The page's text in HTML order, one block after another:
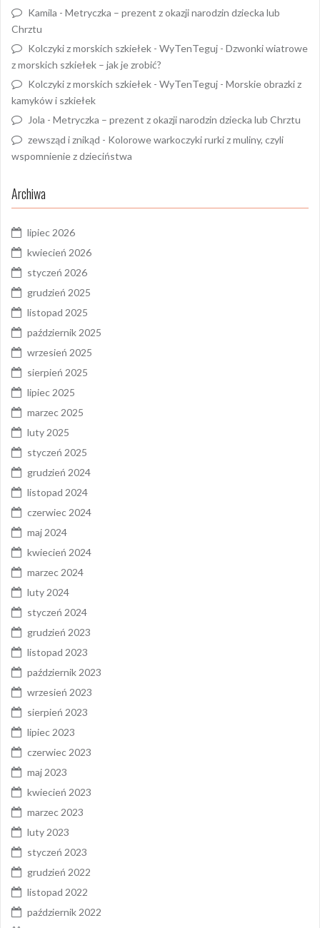
Kamila - Metryczka – prezent z okazji narodzin dziecka lub
Chrztu
Kolczyki z morskich szkiełek - WyTenTeguj - Dzwonki wiatrowe
z morskich szkiełek – jak je zrobić?
Kolczyki z morskich szkiełek - WyTenTeguj - Morskie obrazki z
kamyków i szkiełek
Jola - Metryczka – prezent z okazji narodzin dziecka lub Chrztu
zewsząd i znikąd - Kolorowe warkoczyki rurki z muliny, czyli
wspomnienie z dzieciństwa
Archiwa
lipiec 2026
kwiecień 2026
styczeń 2026
grudzień 2025
listopad 2025
październik 2025
wrzesień 2025
sierpień 2025
lipiec 2025
marzec 2025
luty 2025
styczeń 2025
grudzień 2024
listopad 2024
czerwiec 2024
maj 2024
kwiecień 2024
marzec 2024
luty 2024
styczeń 2024
grudzień 2023
listopad 2023
październik 2023
wrzesień 2023
sierpień 2023
lipiec 2023
czerwiec 2023
maj 2023
kwiecień 2023
marzec 2023
luty 2023
styczeń 2023
grudzień 2022
listopad 2022
październik 2022